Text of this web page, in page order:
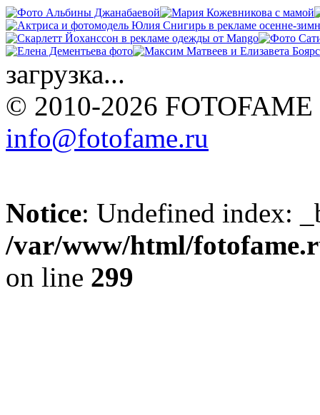
загрузка...
© 2010-2026 FOTOFAME
info@fotofame.ru
Notice: Undefined index:
/var/www/html/
on line 299